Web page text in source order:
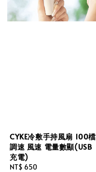
CYKE冷敷手持風扇 100檔
調速 風速 電量數顯(USB
充電)
Regular
NT$ 650